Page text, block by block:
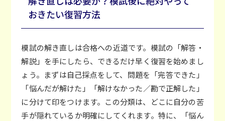
おきたい復習方法
模試の解き直しは合格への近道です。模試の「解答・
解説」を手にしたら、できるだけ早く復習を始めまし
ょう。まずは自己採点をして、問題を「完答できた」
「悩んだが解けた」「解けなかった／勘で正解した」
に分けて印をつけます。この分類は、どこに自分の苦
手が隠れているか明確にしてくれます。特に、「悩ん